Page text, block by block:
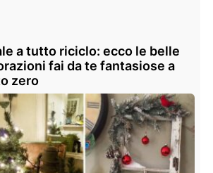
a tutto riciclo: ecco le belle
fai da te fantasiose a
zero